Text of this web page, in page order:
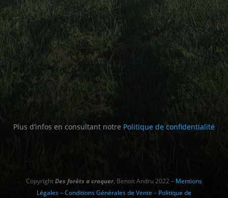
Plus d’infos en consultant notre Politique de confidentialité
CopyrightDes forêts a croquer, Benoit Andru 2022 – Mentions
Légales – Conditions Générales de Vente – Politique de